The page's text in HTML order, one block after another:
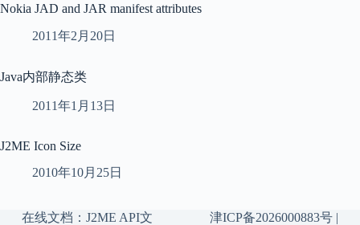
Nokia JAD and JAR manifest attributes
2011年2月20日
Java内部静态类
2011年1月13日
J2ME Icon Size
2010年10月25日
在线文档： J2ME API文 津ICP备2026000883号 |